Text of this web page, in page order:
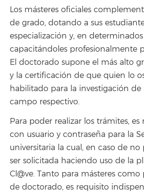
Los másteres oficiales
de grado, dotando a sus
especialización y, en determinados
capacitándoles profesionalmente
El doctorado supone el más alto
y la certificación de que quien lo
habilitado para la investigación de
campo respectivo.
Para poder realizar los trámites, es
con usuario y contraseña para la
universitaria la cual, en caso de no
ser solicitada haciendo uso de la
Cl@ve. Tanto para másteres
de doctorado, es requisito